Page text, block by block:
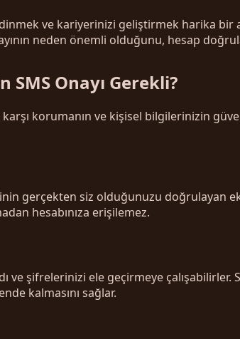
ve kariyerinizi geliştirmek harika bir
neden önemli olduğunu, hesap
SMS Onayı Gerekli?
karşı korumanın ve kişisel bilgilerinizin
gerçekten siz olduğunuzu doğrulayan
hesabınıza erişilemez.
ve şifrelerinizi ele geçirmeye
kalmasını sağlar.